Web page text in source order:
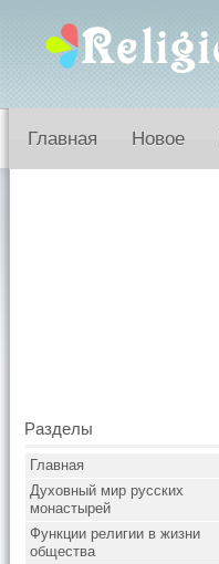
Главная Новое
Разделы
Главная
Духовный мир русских
монастырей
Функции религии в жизни
общества